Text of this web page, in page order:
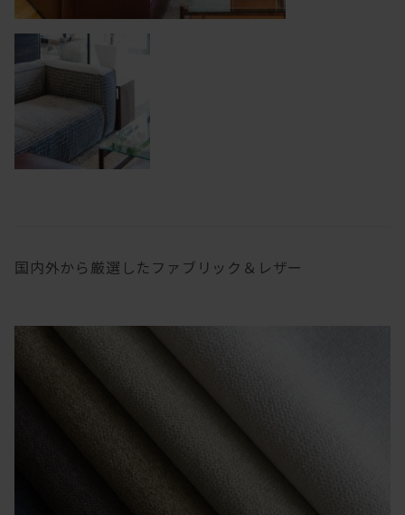
国内外から厳選したファブリック＆レザー